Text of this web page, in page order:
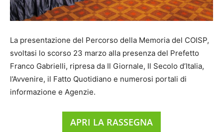
La presentazione del Percorso della Memoria del COISP,
svoltasi lo scorso 23 marzo alla presenza del Prefetto
Franco Gabrielli, ripresa da Il Giornale, Il Secolo d’Italia,
l’Avvenire, il Fatto Quotidiano e numerosi portali di
informazione e Agenzie.
APRI LA RASSEGNA